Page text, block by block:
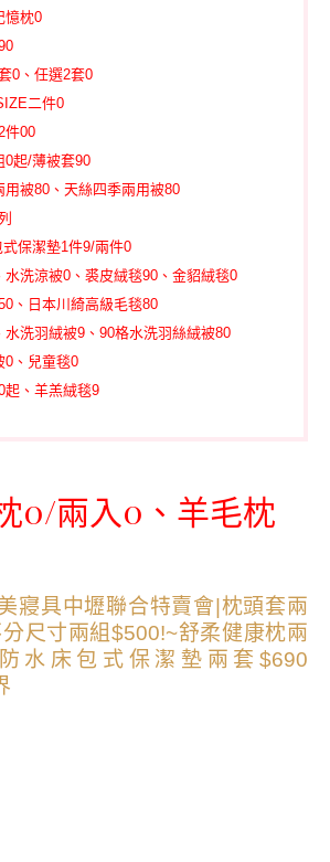
憶枕0
0、任選2套0
二件0
件00
0起/薄被套90
用被80、天絲四季兩用被80
保潔墊1件9/兩件0
水洗涼被0、裘皮絨毯90、金貂絨毯0
、日本川綺高級毛毯80
水洗羽絨被9、90格水洗羽絲絨被80
0、兒童毯0
起、羊羔絨毯9
0/兩入0、羊毛枕